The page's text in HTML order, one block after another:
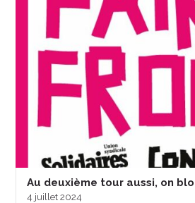
Au deuxième tour aussi, on
4 juillet 2024